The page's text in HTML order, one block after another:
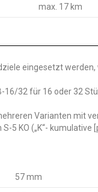
max. 17 km
eingesetzt
16/32 für 16 oder 32
Varianten mit
5 KO („K“- kumulative
57 mm